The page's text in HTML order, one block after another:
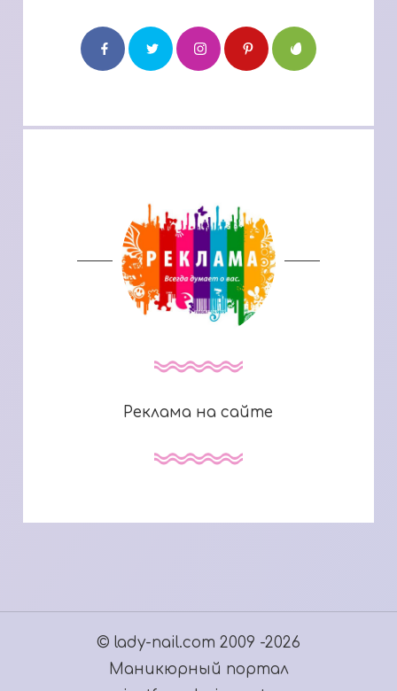
Реклама на сайте
© lady-nail.com 2009 -2026
Маникюрный портал